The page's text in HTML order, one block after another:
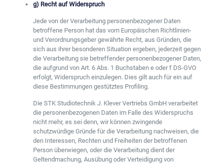
g) Recht auf Widerspruch
Jede von der Verarbeitung personenbezogener Daten
betroffene Person hat das vom Europäischen Richtlinien-
und Verordnungsgeber gewährte Recht, aus Gründen, die
sich aus ihrer besonderen Situation ergeben, jederzeit gegen
die Verarbeitung sie betreffender personenbezogener Daten,
die aufgrund von Art. 6 Abs. 1 Buchstaben e oder f DS-GVO
erfolgt, Widerspruch einzulegen. Dies gilt auch für ein auf
diese Bestimmungen gestütztes Profiling.
Die STK Studiotechnik J. Klever Vertriebs GmbH verarbeitet
die personenbezogenen Daten im Falle des Widerspruchs
nicht mehr, es sei denn, wir können zwingende
schutzwürdige Gründe für die Verarbeitung nachweisen, die
den Interessen, Rechten und Freiheiten der betroffenen
Person überwiegen, oder die Verarbeitung dient der
Geltendmachung, Ausübung oder Verteidigung von